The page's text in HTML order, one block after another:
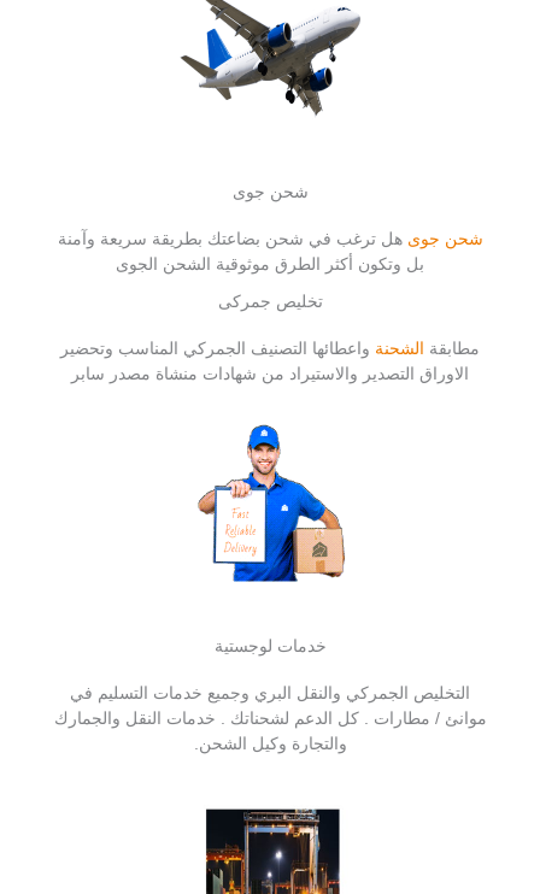
شحن جوى
شحن جوى هل ترغب في شحن بضاعتك بطريقة سريعة وآمنة
بل وتكون أكثر الطرق موثوقية الشحن الجوى
تخليص جمركى
مطابقة الشحنة واعطائها التصنيف الجمركي المناسب وتحضير
الاوراق التصدير والاستيراد من شهادات منشاة مصدر سابر
خدمات لوجستية
التخليص الجمركي والنقل البري وجميع خدمات التسليم في
موانئ / مطارات . كل الدعم لشحناتك . خدمات النقل والجمارك
والتجارة وكيل الشحن.